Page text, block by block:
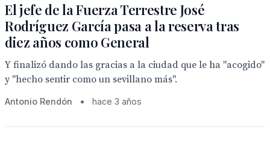
El jefe de la Fuerza Terrestre José
Rodríguez García pasa a la reserva tras
diez años como General
Y finalizó dando las gracias a la ciudad que le ha "acogido"
y "hecho sentir como un sevillano más".
Antonio Rendón • hace 3 años